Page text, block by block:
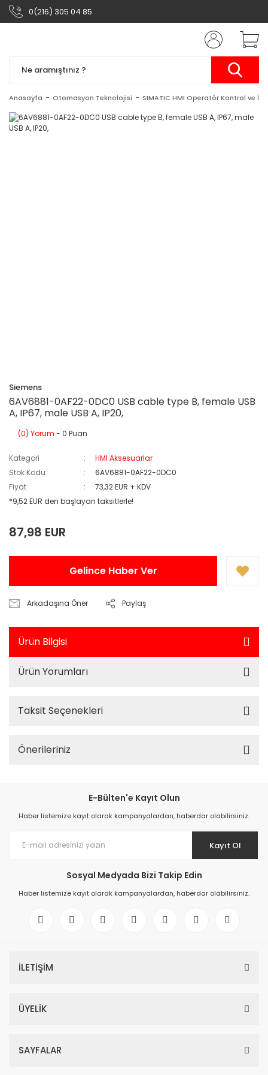
0(216) 305 04 85
Anasayfa Otomasyon Teknolojisi SIMATIC HMI Operatör Kontrol ve
Siemens
6AV6881-0AF22-0DC0 USB cable type B, female USB
A, IP67, male USB A, IP20,
(0) Yorum - 0 Puan
Kategori
HMI Aksesuarlar
Stok Kodu
6AV6881-0AF22-0DC0
Fiyat
73,32 EUR + KDV
*9,52 EUR den başlayan taksitlerle!
87,98 EUR
Gelince Haber Ver
Arkadaşına Öner Paylaş
Ürün Bilgisi
Ürün Yorumları
Taksit Seçenekleri
Önerileriniz
E-Bülten'e Kayıt Olun
Haber listemize kayıt olarak kampanyalardan, haberdar olabilirsiniz.
Kayıt Ol
Sosyal Medyada Bizi Takip Edin
Haber listemize kayıt olarak kampanyalardan, haberdar olabilirsiniz.
İLETİŞİM
ÜYELİK
SAYFALAR